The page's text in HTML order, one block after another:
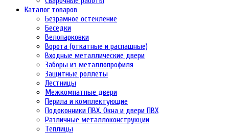
Каталог товаров
Безрамное остекление
Беседки
Велопарковки
Ворота (откатные и распашные)
Входные металлические двери
Заборы из металлопрофиля
Защитные роллеты
Лестницы
Межкомнатные двери
Перила и комплектующие
Подоконники ПВХ. Окна и двери ПВХ
Различные металлоконструкции
Теплицы